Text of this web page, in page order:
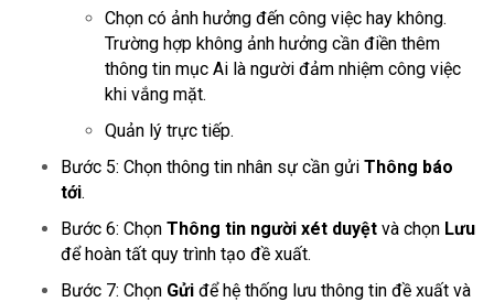
Chọn có ảnh hưởng đến công việc hay không.
Trường hợp không ảnh hưởng cần điền thêm
thông tin mục Ai là người đảm nhiệm công việc
khi vắng mặt.
Quản lý trực tiếp.
Bước 5: Chọn thông tin nhân sự cần gửi Thông báo
tới.
Bước 6: Chọn Thông tin người xét duyệt và chọn Lưu
để hoàn tất quy trình tạo đề xuất.
Bước 7: Chọn Gửi để hệ thống lưu thông tin đề xuất và